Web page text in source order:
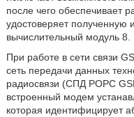
после чего обеспечивает
удостоверяет
вычислительный модуль 8.
При работе в сети связи
сеть передачи данных
радиосвязи (СПД РОРС
встроенный модем
которая идентифицирует